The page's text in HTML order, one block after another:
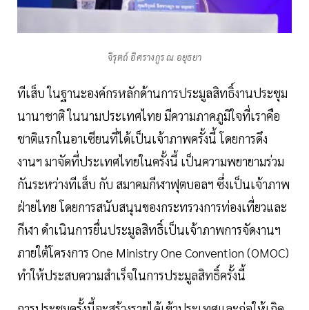
จิรุตถ์ อิศรางกูร ณ อยุธยา
ทีเส็บ ในฐานะองค์กรหลักด้านการประมูลสิทธิ์งานประชุม
นานาชาติ ในนามประเทศไทย มีความภาคภูมิใจที่เราคือ
ชาติแรกในอาเซียนที่ได้เป็นเจ้าภาพครั้งนี้ โดยการดึง
งานฯ มาจัดที่ประเทศไทยในครั้งนี้ เป็นความพยายามร่วม
กันระหว่างทีเส็บ กับ สมาคมกีฬาฟุตบอลฯ ซึ่งเป็นเจ้าภาพ
ฝ่ายไทย โดยการสนับสนุนของกระทรวงการท่องเที่ยวและ
กีฬา ดำเนินการยื่นประมูลสิทธิ์เป็นเจ้าภาพการจัดงานฯ
ภายใต้โครงการ One Ministry One Convention (OMOC)
ทำให้ประสบความสำเร็จในการประมูลสิทธิ์ครั้งนี้